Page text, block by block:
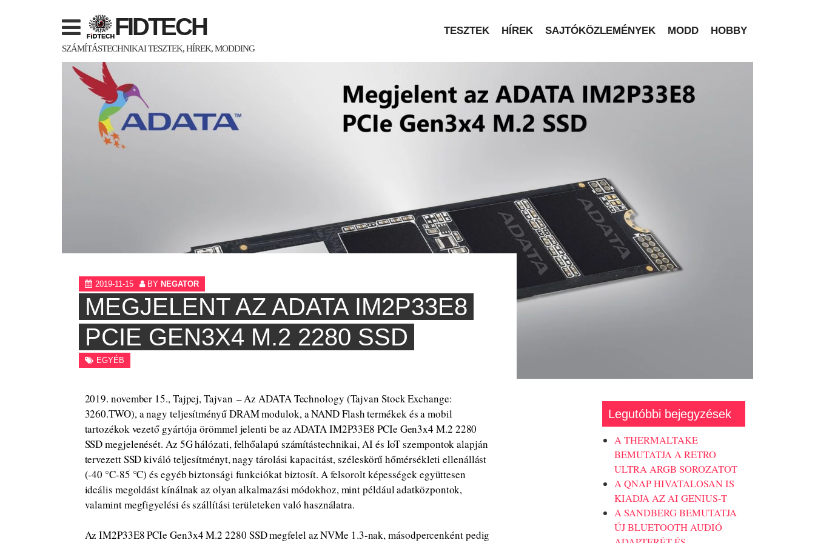
FIDTECH
SZÁMÍTÁSTECHNIKAI TESZTEK, HÍREK, MODDING
TESZTEK HÍREK SAJTÓKÖZLEMÉNYEK MODD HOBBY
2019-11-15 BY NEGATOR
MEGJELENT AZ ADATA IM2P33E8
PCIE GEN3X4 M.2 2280 SSD
EGYÉB
2019. november 15., Tajpej, Tajvan – Az ADATA Technology (Tajvan Stock Exchange:
3260.TWO), a nagy teljesítményű DRAM modulok, a NAND Flash termékek és a mobil
tartozékok vezető gyártója örömmel jelenti be az ADATA IM2P33E8 PCIe Gen3x4 M.2 2280
SSD megjelenését. Az 5G hálózati, felhőalapú számítástechnikai, AI és IoT szempontok alapján
tervezett SSD kiváló teljesítményt, nagy tárolási kapacitást, széleskörű hőmérsékleti ellenállást
(-40 °C-85 °C) és egyéb biztonsági funkciókat biztosít. A felsorolt képességek együttesen
ideális megoldást kínálnak az olyan alkalmazási módokhoz, mint például adatközpontok,
valamint megfigyelési és szállítási területeken való használatra.
Az IM2P33E8 PCIe Gen3x4 M.2 2280 SSD megfelel az NVMe 1.3-nak, másodpercenként pedig
Legutóbbi bejegyzések
A THERMALTAKE
BEMUTATJA A RETRO
ULTRA ARGB SOROZATOT
A QNAP HIVATALOSAN IS
KIADJA AZ AI GENIUS-T
A SANDBERG BEMUTATJA
ÚJ BLUETOOTH AUDIÓ